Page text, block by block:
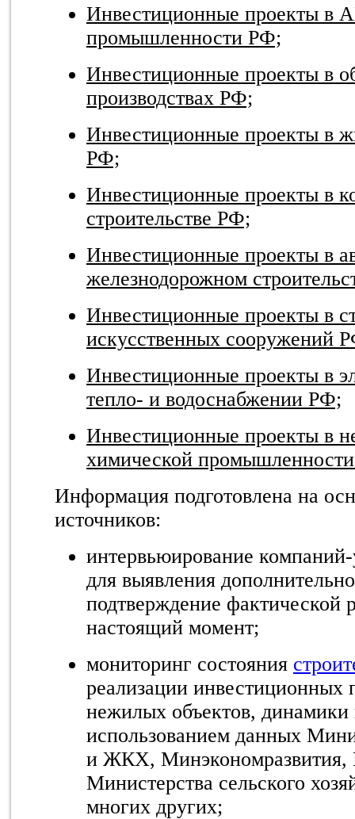
Инвестиционные проекты в
промышленности РФ;
Инвестиционные проекты в
производствах РФ;
Инвестиционные проекты в
РФ;
Инвестиционные проекты в
строительстве РФ;
Инвестиционные проекты в
железнодорожном
Инвестиционные проекты в
искусственных сооружений
Инвестиционные проекты в
тепло- и водоснабжении РФ;
Инвестиционные проекты в
химической
Информация подготовлена на
источников:
интервьюирование компаний-
для выявления
подтверждение фактической
настоящий момент;
мониторинг состояния
реализации инвестиционных
нежилых объектов, динамики
использованием данных
и ЖКХ, Минэкономразвития,
Министерства сельского
многих других;